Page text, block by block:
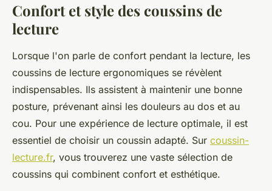
Confort et style des coussins de
lecture
Lorsque l'on parle de confort pendant la lecture, les
coussins de lecture ergonomiques se révèlent
indispensables. Ils assistent à maintenir une bonne
posture, prévenant ainsi les douleurs au dos et au
cou. Pour une expérience de lecture optimale, il est
essentiel de choisir un coussin adapté. Sur coussin-
lecture.fr, vous trouverez une vaste sélection de
coussins qui combinent confort et esthétique.